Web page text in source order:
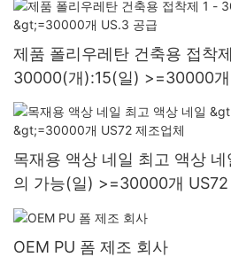
제품 폴리우레탄 건축용 접착
30000(개):15(일) >=30000개
목재용 액상 네일 최고 액상
의 가능(일) >=30000개 US72
OEM PU 폼 제조 회사